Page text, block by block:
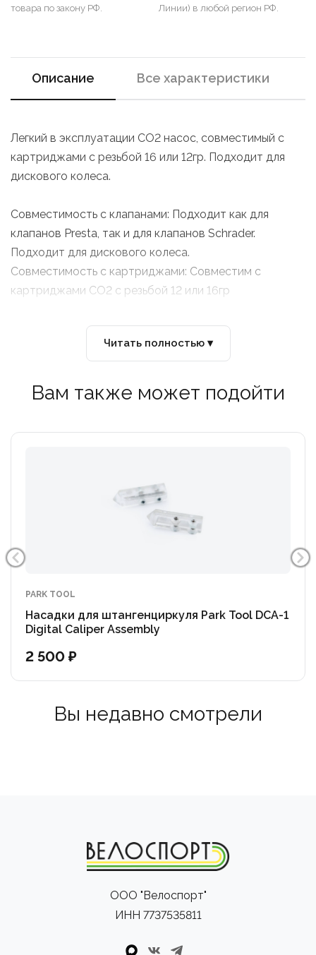
товара по закону РФ. Линии) в любой регион РФ.
Описание Все характеристики
Легкий в эксплуатации CO2 насос, совместимый с
картриджами с резьбой 16 или 12гр. Подходит для
дискового колеса.
Совместимость с клапанами: Подходит как для
клапанов Presta, так и для клапанов Schrader.
Подходит для дискового колеса.
Совместимость с картриджами: Совместим с
картриджами CO2 с резьбой 12 или 16гр
Читать полностью ▾
Вам также может подойти
PARK TOOL
Насадки для штангенциркуля Park Tool DCA-1
Digital Caliper Assembly
2 500 ₽
Вы недавно смотрели
ООО "Велоспорт"
ИНН 7737535811